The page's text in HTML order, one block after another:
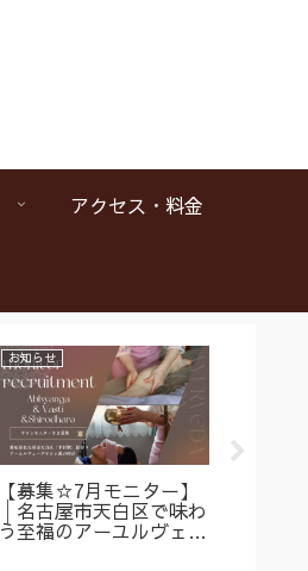
アクセス・料金
お知らせ
【募集☆7月モニター】
│名古屋市天白区で味わ
う至福のアーユルヴェー